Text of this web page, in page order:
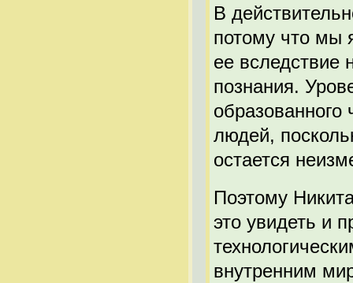
В
потому что мы
ее вследствие
познания.
людей,
остается
Поэтому
это увидеть и
внутренним